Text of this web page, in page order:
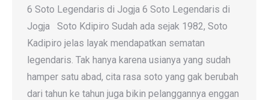
6 Soto Legendaris di Jogja 6 Soto Legendaris di
Jogja Soto Kdipiro Sudah ada sejak 1982, Soto
Kadipiro jelas layak mendapatkan sematan
legendaris. Tak hanya karena usianya yang sudah
hamper satu abad, cita rasa soto yang gak berubah
dari tahun ke tahun juga bikin pelanggannya enggan